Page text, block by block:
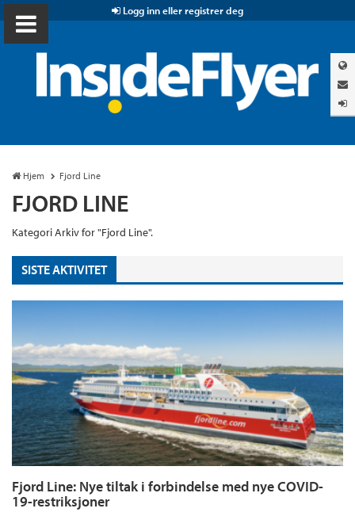
Logg inn eller registrer deg
Hjem Fjord Line
FJORD LINE
Kategori Arkiv for "Fjord Line".
SISTE AKTIVITET
Fjord Line: Nye tiltak i forbindelse med nye COVID-
19-restriksjoner